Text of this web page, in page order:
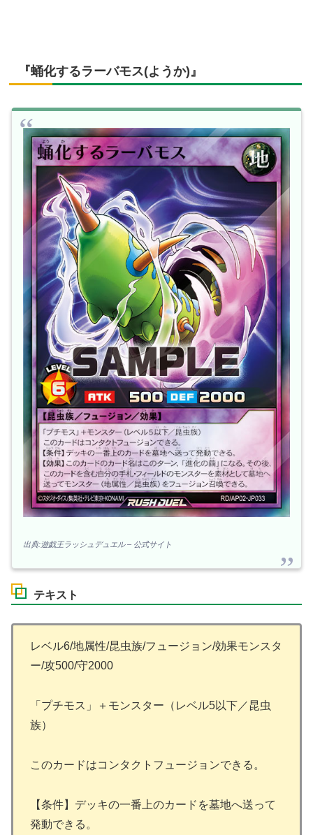
『蛹化するラーバモス(ようか)』
出典:遊戯王ラッシュデュエル – 公式サイト
テキスト
レベル6/地属性/昆虫族/フュージョン/効果モンスタ
ー/攻500/守2000
「プチモス」＋モンスター（レベル5以下／昆虫
族）
このカードはコンタクトフュージョンできる。
【条件】デッキの一番上のカードを墓地へ送って
発動できる。